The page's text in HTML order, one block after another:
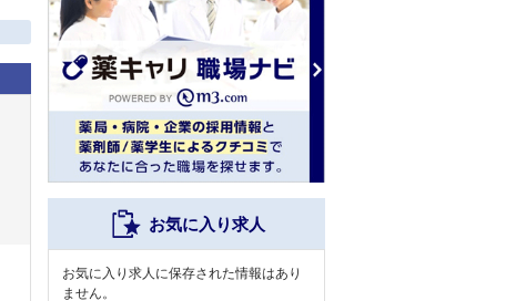
お気に入り求人
お気に入り求人に保存された情報はあり
ません。